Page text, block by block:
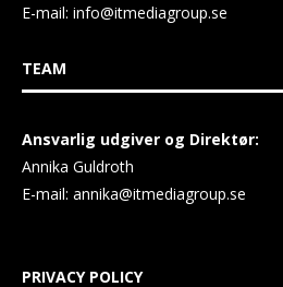
E-mail: info@itmediagroup.se
TEAM
Ansvarlig udgiver og Direktør:
Annika Guldroth
E-mail: annika@itmediagroup.se
PRIVACY POLICY